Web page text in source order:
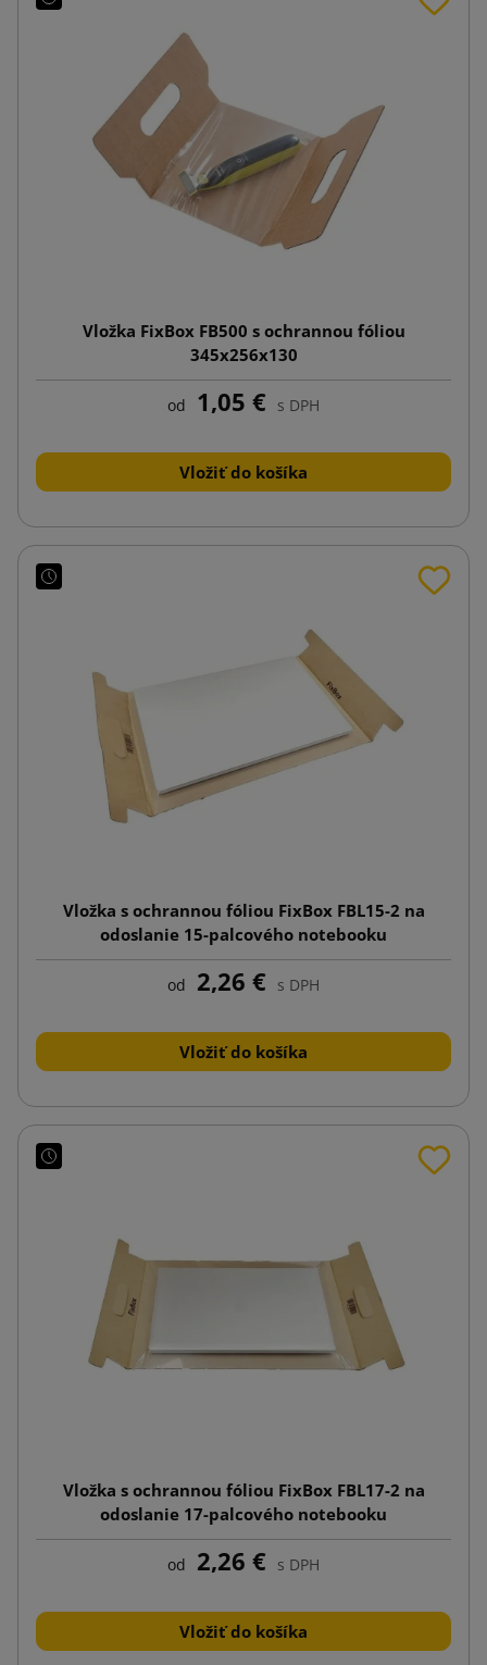
Vložka FixBox FB500 s ochrannou fóliou
345x256x130
od 1,05 € s DPH
Vložiť do košíka
Vložka s ochrannou fóliou FixBox FBL15-2 na
odoslanie 15-palcového notebooku
od 2,26 € s DPH
Vložiť do košíka
Vložka s ochrannou fóliou FixBox FBL17-2 na
odoslanie 17-palcového notebooku
od 2,26 € s DPH
Vložiť do košíka